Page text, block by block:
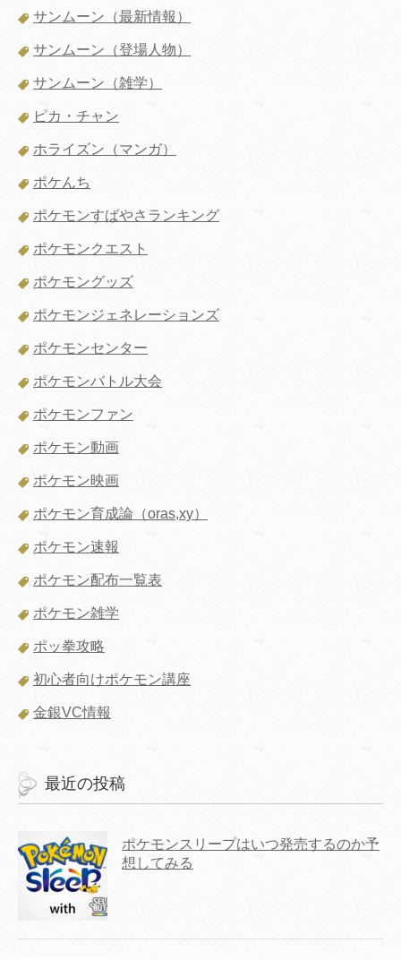
サンムーン（最新情報）
サンムーン（登場人物）
サンムーン（雑学）
ピカ・チャン
ホライズン（マンガ）
ポケんち
ポケモンすばやさランキング
ポケモンクエスト
ポケモングッズ
ポケモンジェネレーションズ
ポケモンセンター
ポケモンバトル大会
ポケモンファン
ポケモン動画
ポケモン映画
ポケモン育成論（oras,xy）
ポケモン速報
ポケモン配布一覧表
ポケモン雑学
ポッ拳攻略
初心者向けポケモン講座
金銀VC情報
最近の投稿
ポケモンスリープはいつ発売するのか予
想してみる